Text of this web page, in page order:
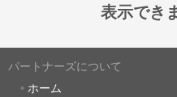
表示でき
パートナーズについて
ホーム